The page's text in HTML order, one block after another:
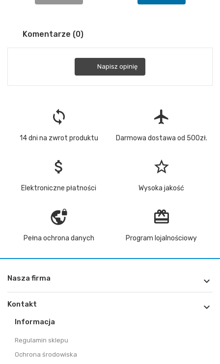
Komentarze (0)
Napisz opinię
loop
14 dni na zwrot produktu
flight
Darmowa dostawa od 500zł.
attach_money
Elektroniczne płatności
star_border
Wysoka jakość
vpn_lock
Pełna ochrona danych
redeem
Program lojalnościowy
Nasza firma 
Kontakt 
Informacja
Regulamin sklepu
Ochrona środowiska